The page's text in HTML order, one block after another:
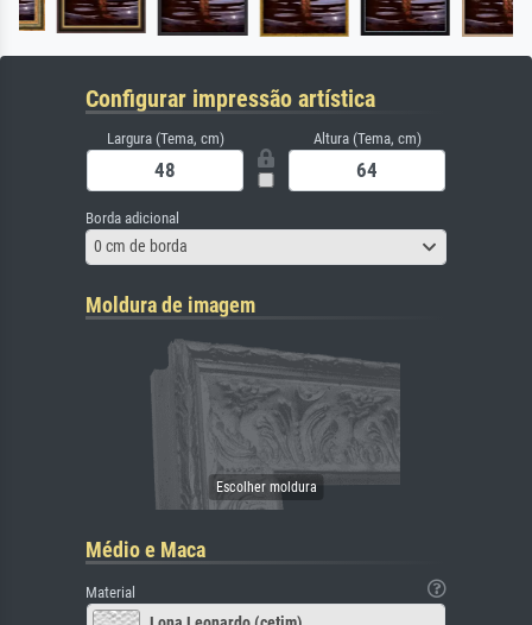
Configurar impressão artística
Largura (Tema, cm) Altura (Tema, cm)
Borda adicional
0 cm de borda
Moldura de imagem
Médio e Maca
Material